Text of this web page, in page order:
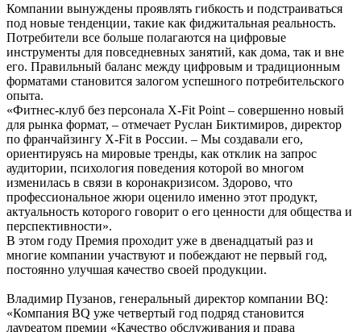
Компании вынуждены проявлять гибкость и подстраиваться
под новые тенденции, такие как фиджитальная реальность.
Потребители все больше полагаются на цифровые
инструменты для повседневных занятий, как дома, так и вне
его. Правильный баланс между цифровым и традиционным
форматами становится залогом успешного потребительского
опыта.
«Фитнес-клуб без персонала X-Fit Point – совершенно новый
для рынка формат, – отмечает Руслан Биктимиров, директор
по франчайзингу X-Fit в России. – Мы создавали его,
ориентируясь на мировые тренды, как отклик на запрос
аудитории, психология поведения которой во многом
изменилась в связи в коронакризисом. Здорово, что
профессиональное жюри оценило именно этот продукт,
актуальность которого говорит о его ценности для общества и
перспективности».
В этом году Премия проходит уже в двенадцатый раз и
многие компании участвуют и побеждают не первый год,
постоянно улучшая качество своей продукции.
Владимир Пузанов, генеральный директор компании BQ:
«Компания BQ уже четвертый год подряд становится
лауреатом премии «Качество обслуживания и права